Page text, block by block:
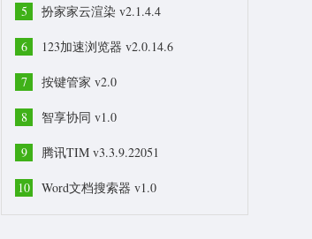
5 扮家家云渲染 v2.1.4.4
6 123加速浏览器 v2.0.14.6
7 按键管家 v2.0
8 智享协同 v1.0
9 腾讯TIM v3.3.9.22051
10 Word文档搜索器 v1.0